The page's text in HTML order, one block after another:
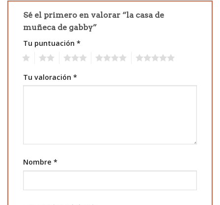
Sé el primero en valorar “la casa de
muñeca de gabby”
Tu puntuación *
Tu valoración *
Nombre *